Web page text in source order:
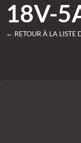
18V-
← RETOUR À LA LISTE